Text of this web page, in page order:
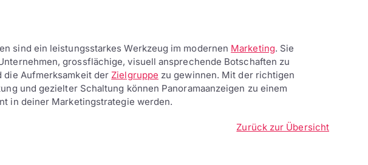
sind ein leistungsstarkes Werkzeug im modernen Marketing. Sie
grossflächige, visuell ansprechende Botschaften zu
die Aufmerksamkeit der Zielgruppe zu gewinnen. Mit der richtigen
und gezielter Schaltung können Panoramaanzeigen zu einem
in deiner Marketingstrategie werden.
Zurück zur Übersicht